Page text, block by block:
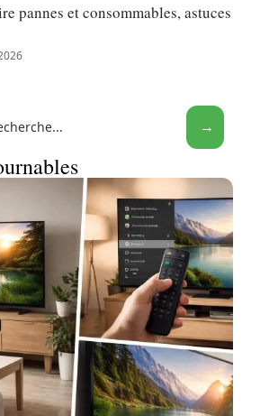
pannes et consommables, astuces